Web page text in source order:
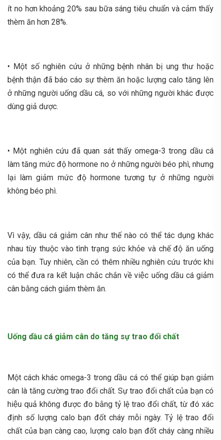
ít no hơn khoảng 20% ​​sau bữa sáng tiêu chuẩn và cảm thấy
thèm ăn hơn 28%.
• Một số nghiên cứu ở những bệnh nhân bị ung thư hoặc
bệnh thận đã báo cáo sự thèm ăn hoặc lượng calo tăng lên
ở những người uống dầu cá, so với những người khác được
dùng giả dược.
• Một nghiên cứu đã quan sát thấy omega-3 trong dầu cá
làm tăng mức độ hormone no ở những người béo phì, nhưng
lại làm giảm mức độ hormone tương tự ở những người
không béo phì.
Vì vậy, dầu cá giảm cân như thế nào có thể tác dụng khác
nhau tùy thuộc vào tình trạng sức khỏe và chế độ ăn uống
của bạn. Tuy nhiên, cần có thêm nhiều nghiên cứu trước khi
có thể đưa ra kết luận chắc chắn về việc uống dầu cá giảm
cân bằng cách giảm thèm ăn.
Uống dầu cá giảm cân do tăng sự trao đổi chất
Một cách khác omega-3 trong dầu cá có thể giúp bạn giảm
cân là tăng cường trao đổi chất. Sự trao đổi chất của bạn có
hiệu quả không được đo bằng tỷ lệ trao đổi chất, từ đó xác
định số lượng calo bạn đốt cháy mỗi ngày. Tỷ lệ trao đổi
chất của bạn càng cao, lượng calo bạn đốt cháy càng nhiều